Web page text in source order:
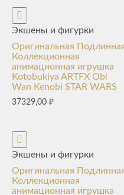
Экшены и фигурки
Оригинальная
Коллекционная
анимационная игрушка
Kotobukiya ARTFX Obi
Wan Kenobi STAR WARS
37329,00 ₽
Экшены и фигурки
Оригинальная
Коллекционная
анимационная игрушка